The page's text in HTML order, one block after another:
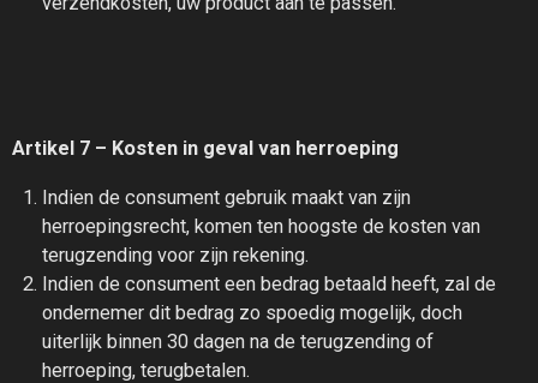
Artikel 7 – Kosten in geval van herroeping
Indien de consument gebruik maakt van zijn
herroepingsrecht, komen ten hoogste de kosten van
terugzending voor zijn rekening.
Indien de consument een bedrag betaald heeft, zal de
ondernemer dit bedrag zo spoedig mogelijk, doch
uiterlijk binnen 30 dagen na de terugzending of
herroeping, terugbetalen.